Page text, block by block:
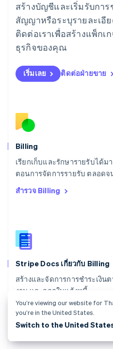
สร้างบัญชีและเริ่มรับการ
สัญญาหรือระบุรายละเอี
ติดต่อเราเพื่อสร้างแพ็กเ
ธุรกิจของคุณ
เริ่มเลย ติดต่อฝ่ายขาย
Billing
เรียกเก็บและรักษารายรับได้
ตอนการจัดการรายรับ ตลอดจ
สำรวจ Billing
Stripe Docs เกี่ยวกับ Billing
สร้างและจัดการการชำระเงิ
งาน และออกใบแจ้งหนี้
ดู Stripe Docs
ลัตเวีย
English
ลิกเตนสไตน์
DeutschEnglish
ลิทัวเนีย
สเปน
EspañolEnglish
สโลวาเกีย
สวิตเซอร์แลนด์
Deutsch
สวีเดน
Svenska
สหรัฐอเมริกา
EnglishEspañol简体中文
English
English
สิงคโปร์
ออสเตรเลีย
ออสเตรีย
DeutschEnglish
อิตาลี
ItalianoEnglish
อินเดีย
เอสโตเนีย
You’re viewing our website for
you’re in the United States.
Switch to the United